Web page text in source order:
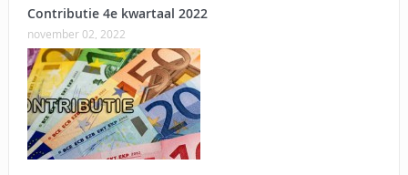
Contributie 4e kwartaal 2022
november 02, 2022